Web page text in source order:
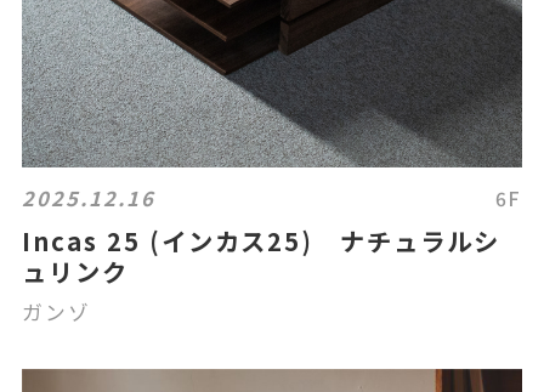
2025.12.16 6F
Incas 25 (インカス25) ナチュラルシ
ュリンク
ガンゾ